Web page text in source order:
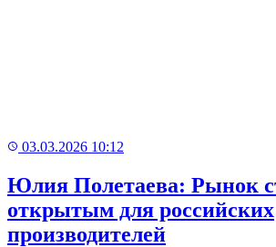
03.03.2026 10:12
Юлия Полетаева: Рынок
открытым для российских
производителей